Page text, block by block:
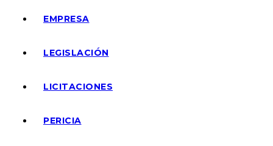
EMPRESA
LEGISLACIÓN
LICITACIONES
PERICIA